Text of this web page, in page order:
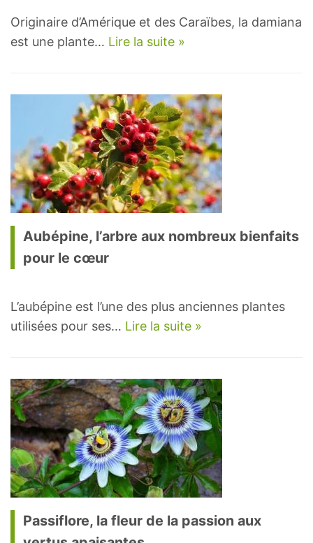
Originaire d’Amérique et des Caraïbes, la damiana
est une plante… Lire la suite »
Aubépine, l’arbre aux nombreux bienfaits
pour le cœur
L’aubépine est l’une des plus anciennes plantes
utilisées pour ses… Lire la suite »
Passiflore, la fleur de la passion aux